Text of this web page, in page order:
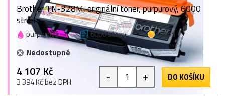
Brother TN-328M, originální toner, purpurový, 6000
stran
purpurová 6000 stran
1 bod
Nedostupné
4 107 Kč
3 394 Kč bez DPH - + DO KOŠÍKU